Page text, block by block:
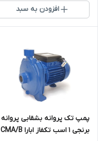
افزودن به سبد
پمپ تک پروانه بشقابی پروانه
برنجی 1 اسب تکفاز ابارا CMA/B